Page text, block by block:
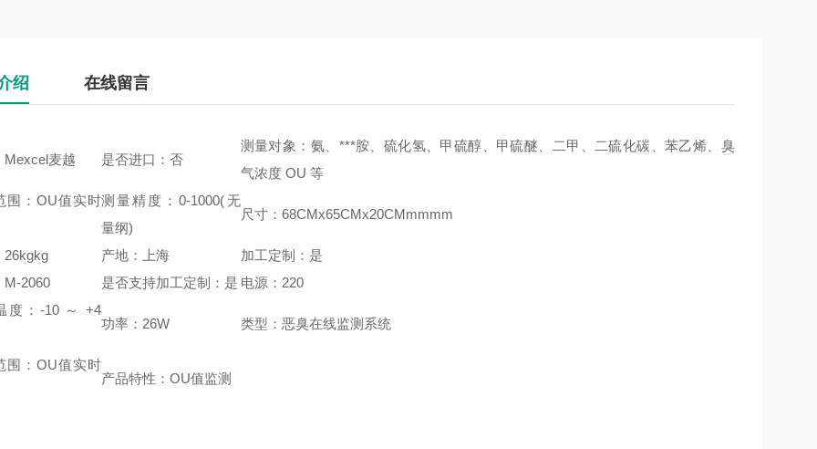
绍 在线留言
Mexcel麦越 是否进口：否
测量对象：氨、***胺、硫化氢、甲硫醇、甲硫醚、二甲、二硫化碳、苯乙烯、臭
气浓度 OU 等
围：OU值实时测量精度：0-1000(无
量纲)
尺寸：68CMx65CMx20CMmmmm
26kgkg 产地：上海
加工定制：是
M-2060
是否支持加工定制：是 电源：220
度：-10 ～ +4
功率：26W
类型：恶臭在线监测系统
围：OU值实时
产品特性：OU值监测